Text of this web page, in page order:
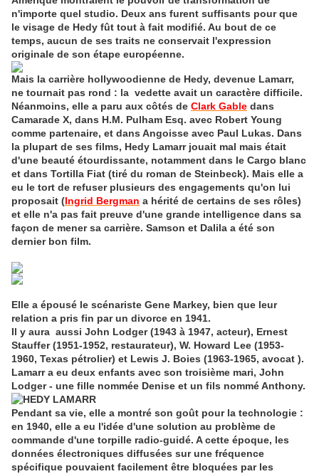
n'importe quel studio. Deux ans furent suffisants pour que
le visage de Hedy fût tout à fait modifié. Au bout de ce
temps, aucun de ses traits ne conservait l'expression
originale de son étape européenne.
Mais la carrière hollywoodienne de Hedy, devenue Lamarr,
ne tournait pas rond : la vedette avait un caractère difficile.
Néanmoins, elle a paru aux côtés de Clark Gable dans
Camarade X, dans H.M. Pulham Esq. avec Robert Young
comme partenaire, et dans Angoisse avec Paul Lukas. Dans
la plupart de ses films, Hedy Lamarr jouait mal mais était
d'une beauté étourdissante, notamment dans le Cargo blanc
et dans Tortilla Fiat (tiré du roman de Steinbeck). Mais elle a
eu le tort de refuser plusieurs des engagements qu'on lui
proposait (Ingrid Bergman a hérité de certains de ses rôles)
et elle n'a pas fait preuve d'une grande intelligence dans sa
façon de mener sa carrière. Samson et Dalila a été son
dernier bon film.
Elle a épousé le scénariste Gene Markey, bien que leur
relation a pris fin par un divorce en 1941.
Il y aura aussi John Lodger (1943 à 1947, acteur), Ernest
Stauffer (1951-1952, restaurateur), W. Howard Lee (1953-
1960, Texas pétrolier) et Lewis J. Boies (1963-1965, avocat ).
Lamarr a eu deux enfants avec son troisième mari, John
Lodger - une fille nommée Denise et un fils nommé Anthony.
Pendant sa vie, elle a montré son goût pour la technologie :
en 1940, elle a eu l'idée d'une solution au problème de
commande d'une torpille radio-guidé. A cette époque, les
données électroniques diffusées sur une fréquence
spécifique pouvaient facilement être bloquées par les